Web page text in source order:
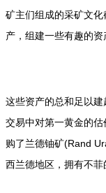
矿主们组成的采矿文
产，组建一些有趣的资
这些资产的总和足以
交易中对第一黄金的
购了兰德铀矿(Rand
西兰德地区，拥有不菲